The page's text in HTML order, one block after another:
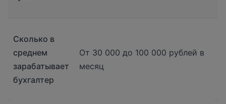
Сколько в
среднем
зарабатывает
бухгалтер
От 30 000 до 100 000 рублей в
месяц